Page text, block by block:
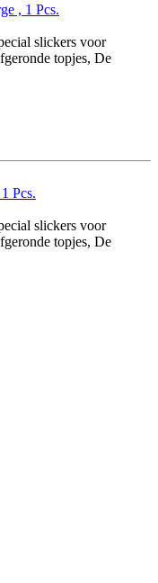
, 1 Pcs.
slickers voor
topjes, De
Pcs.
slickers voor
topjes, De